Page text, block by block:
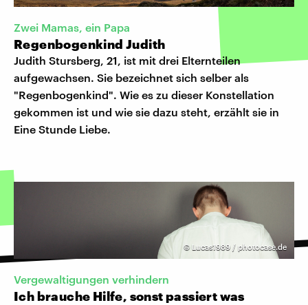
Zwei Mamas, ein Papa
Regenbogenkind Judith
Judith Stursberg, 21, ist mit drei Elternteilen
aufgewachsen. Sie bezeichnet sich selber als
"Regenbogenkind". Wie es zu dieser Konstellation
gekommen ist und wie sie dazu steht, erzählt sie in
Eine Stunde Liebe.
© Lucas1989 / photocase.de
Vergewaltigungen verhindern
Ich brauche Hilfe, sonst passiert was